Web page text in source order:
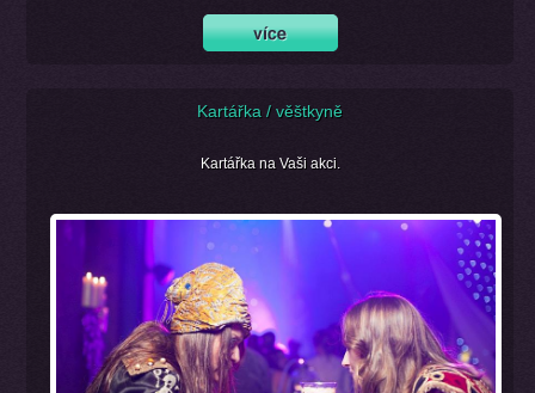
Kartářka / věštkyně
Kartářka na Vaši akci.